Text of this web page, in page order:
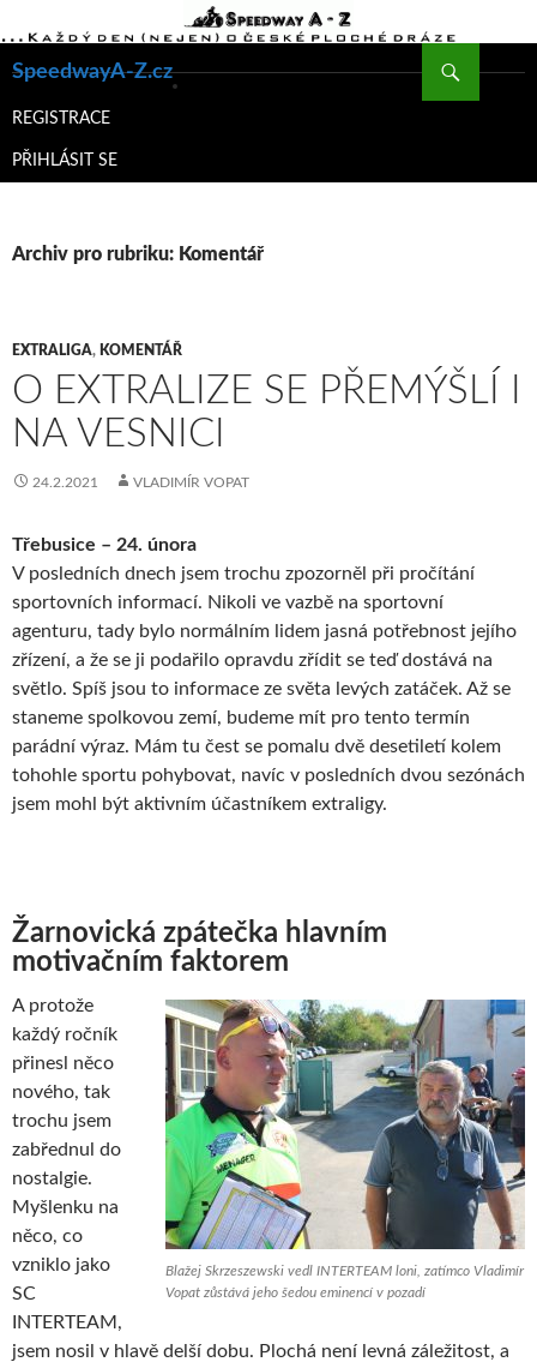
SpeedwayA-Z.cz
K
WEBU
REGISTRACE
PŘIHLÁSIT SE
Archiv pro rubriku: Komentář
EXTRALIGA, KOMENTÁŘ
O EXTRALIZE SE PŘEMÝŠLÍ I
NA VESNICI
24.2.2021 VLADIMÍR VOPAT
Třebusice – 24. února
V posledních dnech jsem trochu zpozorněl při pročítání
sportovních informací. Nikoli ve vazbě na sportovní
agenturu, tady bylo normálním lidem jasná potřebnost jejího
zřízení, a že se ji podařilo opravdu zřídit se teď dostává na
světlo. Spíš jsou to informace ze světa levých zatáček. Až se
staneme spolkovou zemí, budeme mít pro tento termín
parádní výraz. Mám tu čest se pomalu dvě desetiletí kolem
tohohle sportu pohybovat, navíc v posledních dvou sezónách
jsem mohl být aktivním účastníkem extraligy.
Žarnovická zpátečka hlavním
motivačním faktorem
Blažej Skrzeszewski vedl INTERTEAM loni, zatímco Vladimír
Vopat zůstává jeho šedou eminencí v pozadí
A protože
každý ročník
přinesl něco
nového, tak
trochu jsem
zabřednul do
nostalgie.
Myšlenku na
něco, co
vzniklo jako
SC
INTERTEAM,
jsem nosil v hlavě delší dobu. Plochá není levná záležitost, a